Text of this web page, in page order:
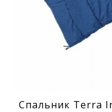
Спальник Terra